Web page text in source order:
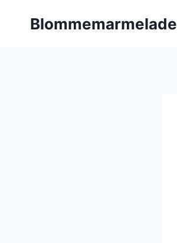
Blommemarmelade